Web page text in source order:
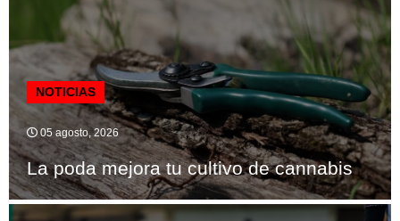
NOTICIAS
05 agosto, 2026
La poda mejora tu cultivo de cannabis